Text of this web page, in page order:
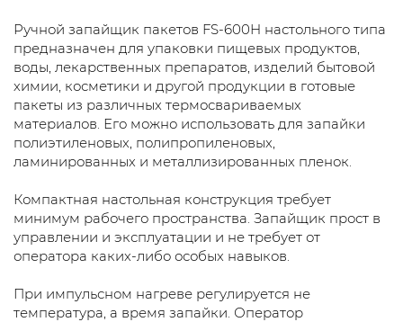
Ручной запайщик пакетов FS-600H настольного типа
предназначен для упаковки пищевых продуктов,
воды, лекарственных препаратов, изделий бытовой
химии, косметики и другой продукции в готовые
пакеты из различных термосвариваемых
материалов. Его можно использовать для запайки
полиэтиленовых, полипропиленовых,
ламинированных и металлизированных пленок.
Компактная настольная конструкция требует
минимум рабочего пространства. Запайщик прост в
управлении и эксплуатации и не требует от
оператора каких-либо особых навыков.
При импульсном нагреве регулируется не
температура, а время запайки. Оператор